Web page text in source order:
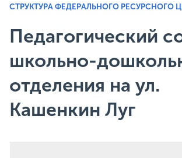
СТРУКТУРА ФЕДЕРАЛЬНОГО РЕСУРСНОГО
Педагогический
школьно-
отделения на ул.
Кашенкин Луг